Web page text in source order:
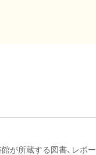
が所蔵する図書、レポー